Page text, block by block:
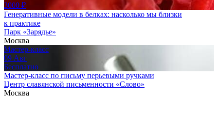
3000 ₽
Генеративные модели в белках: насколько мы близки
к практике
Парк «Зарядье»
Москва
Мастер-класс
09 Авг
Бесплатно
Мастер-класс по письму перьевыми ручками
Центр славянской письменности «Слово»
Москва